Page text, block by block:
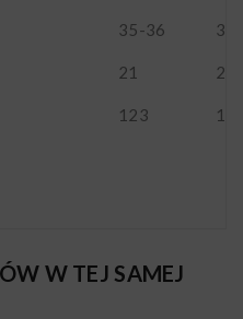
35-36
21 21
123
W TEJ SAMEJ